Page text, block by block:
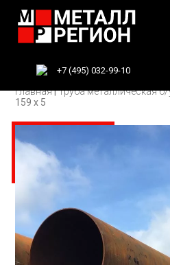
+7 (495) 032-99-10
Главная|Труба металлическая б/
159 х 5